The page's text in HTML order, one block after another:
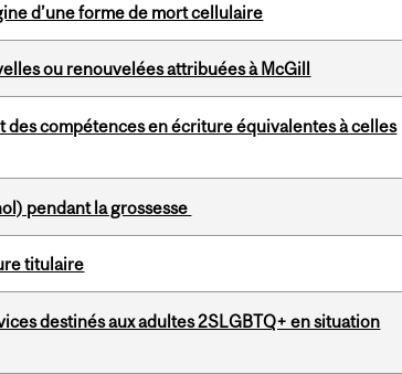
d’une forme de mort cellulaire
ou renouvelées attribuées à McGill
compétences en écriture équivalentes à celles
pendant la grossesse
titulaire
destinés aux adultes 2SLGBTQ+ en situation